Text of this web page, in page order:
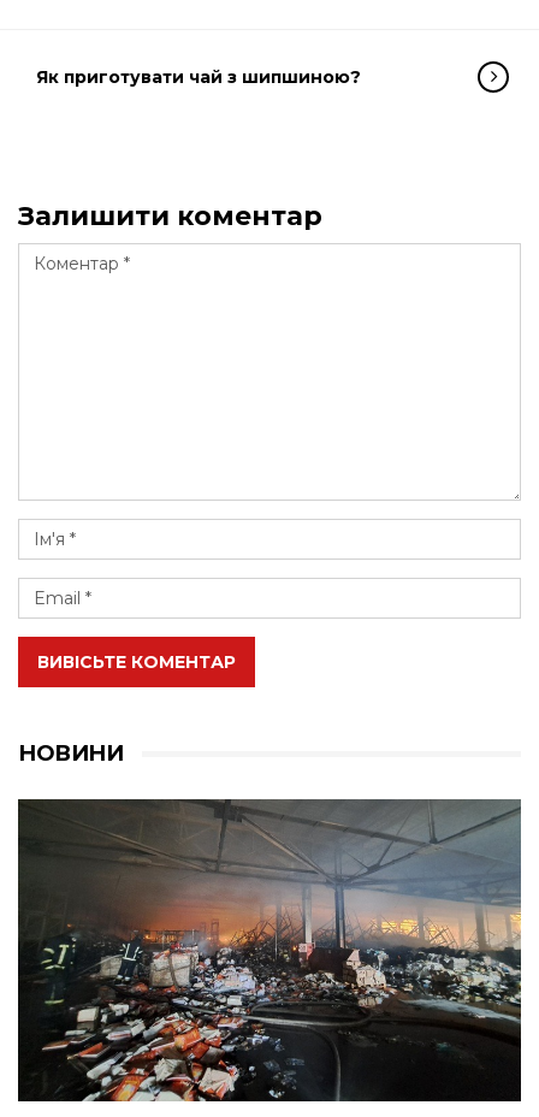
Як приготувати чай з шипшиною?
Залишити коментар
ВИВІСЬТЕ КОМЕНТАР
НОВИНИ